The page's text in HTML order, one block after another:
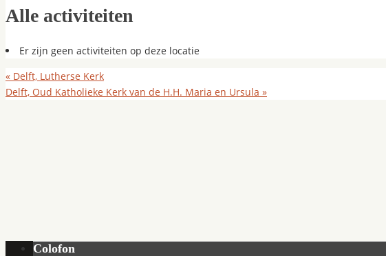
Alle activiteiten
Er zijn geen activiteiten op deze locatie
« Delft, Lutherse Kerk
Delft, Oud Katholieke Kerk van de H.H. Maria en Ursula »
Colofon